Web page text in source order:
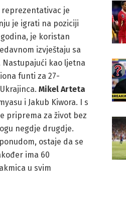
reprezentativac je
je igrati na poziciji
je koristan
izvještaju sa
kao ljetna
funti za 27-
Mikel Arteta
i Jakub Kiwora. I s
priprema za život bez
negdje drugdje.
ostaje da se
ima 60
u svim